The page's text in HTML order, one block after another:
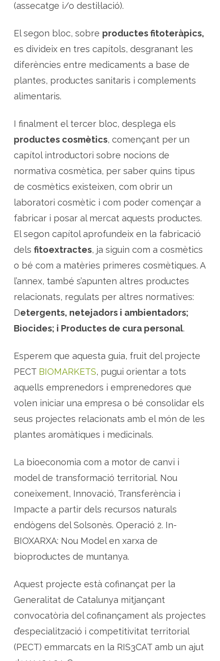
(assecatge i/o destil·lació).
El segon bloc, sobre productes fitoteràpics,
es divideix en tres capítols, desgranant les
diferències entre medicaments a base de
plantes, productes sanitaris i complements
alimentaris.
I finalment el tercer bloc, desplega els
productes cosmètics, començant per un
capítol introductori sobre nocions de
normativa cosmètica, per saber quins tipus
de cosmètics existeixen, com obrir un
laboratori cosmètic i com poder començar a
fabricar i posar al mercat aquests productes.
El segon capítol aprofundeix en la fabricació
dels fitoextractes, ja siguin com a cosmètics
o bé com a matèries primeres cosmètiques. A
l’annex, també s’apunten altres productes
relacionats, regulats per altres normatives:
Detergents, netejadors i ambientadors;
Biocides; i Productes de cura personal.
Esperem que aquesta guia, fruit del projecte
PECT BIOMARKETS, pugui orientar a tots
aquells emprenedors i emprenedores que
volen iniciar una empresa o bé consolidar els
seus projectes relacionats amb el món de les
plantes aromàtiques i medicinals.
La bioeconomia com a motor de canvi i
model de transformació territorial. Nou
coneixement, Innovació, Transferència i
Impacte a partir dels recursos naturals
endògens del Solsonès. Operació 2. In-
BIOXARXA: Nou Model en xarxa de
bioproductes de muntanya.
Aquest projecte està cofinançat per la
Generalitat de Catalunya mitjançant
convocatòria del cofinançament als projectes
d’especialització i competitivitat territorial
(PECT) emmarcats en la RIS3CAT amb un ajut